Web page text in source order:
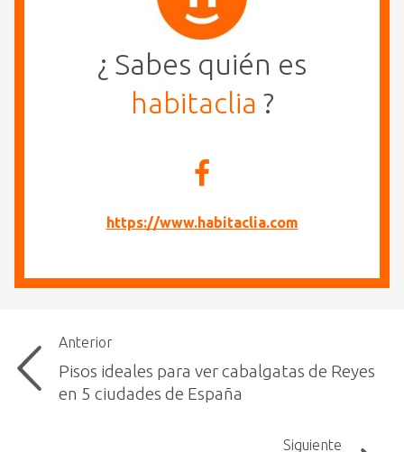
¿ Sabes quién es
habitaclia ?
https://www.habitaclia.com
Anterior
Pisos ideales para ver cabalgatas de Reyes
en 5 ciudades de España
Siguiente